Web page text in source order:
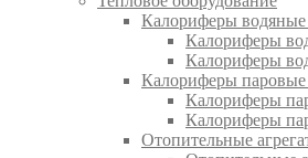
Калориферы
Калориферы
Калориферы
Калориферы
Калориферы
Калориферы
Отопительные